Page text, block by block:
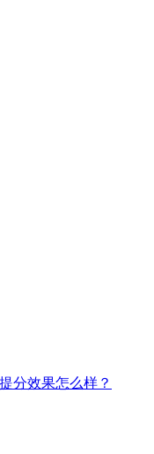
分效果怎么样？